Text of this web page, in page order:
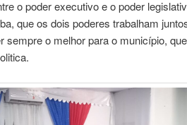
o poder executivo e o poder
que os dois poderes trabalham
sempre o melhor para o município,